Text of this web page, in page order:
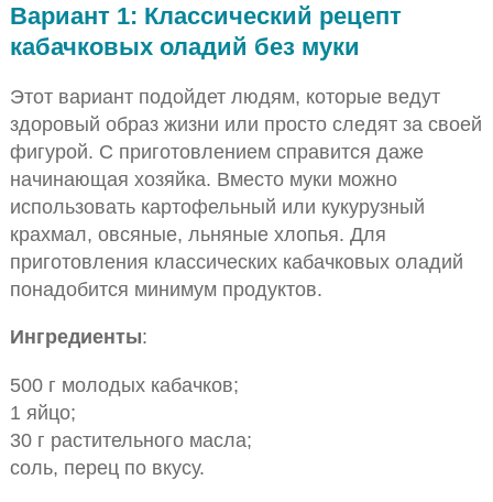
Вариант 1: Классический рецепт
кабачковых оладий без муки
Этот вариант подойдет людям, которые ведут
здоровый образ жизни или просто следят за своей
фигурой. С приготовлением справится даже
начинающая хозяйка. Вместо муки можно
использовать картофельный или кукурузный
крахмал, овсяные, льняные хлопья. Для
приготовления классических кабачковых оладий
понадобится минимум продуктов.
Ингредиенты:
500 г молодых кабачков;
1 яйцо;
30 г растительного масла;
соль, перец по вкусу.